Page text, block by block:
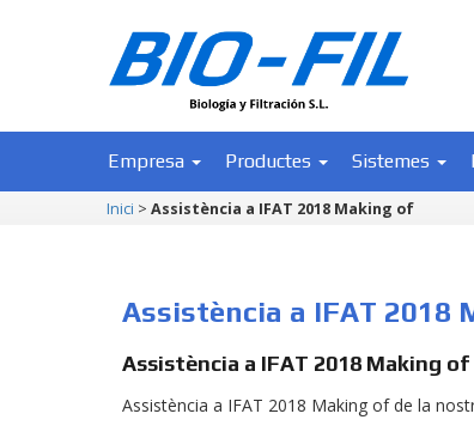
Empresa Productes Sistemes
Inici > Assistència a IFAT 2018 Making of
Assistència a IFAT 2018
Assistència a IFAT 2018 Making
Assistència a IFAT 2018 Making of de la